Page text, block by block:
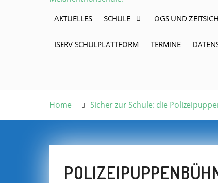
AKTUELLES SCHULE OGS UND
ISERV SCHULPLATTFORM TERMINE
Home Sicher zur Schule: die